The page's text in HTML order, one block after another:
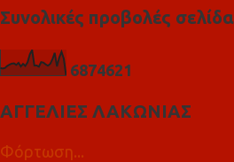
Συνολικές προβολές
6874621
ΑΓΓΕΛΙΕΣ ΛΑΚΩΝΙΑΣ
Φόρτωση...